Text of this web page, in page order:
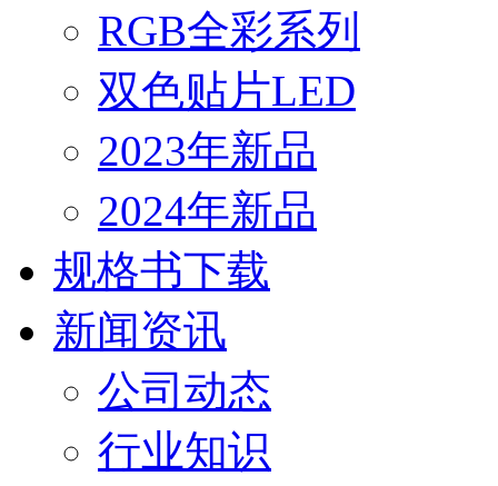
RGB全彩系列
双色贴片LED
2023年新品
2024年新品
规格书下载
新闻资讯
公司动态
行业知识